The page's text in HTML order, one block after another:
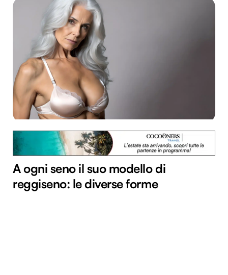
A ogni seno il suo modello di
reggiseno: le diverse forme